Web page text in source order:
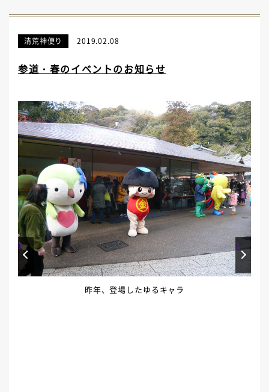
清荒神便り 2019.02.08
参道・春のイベントのお知らせ
昨年、登場したゆるキャラ
Prev Next